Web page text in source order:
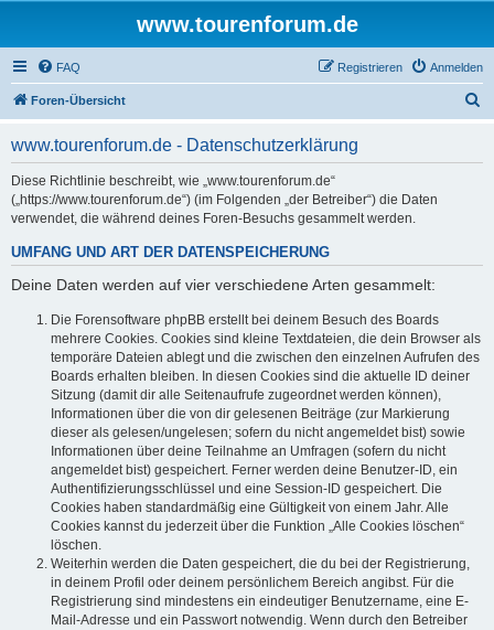
www.tourenforum.de
FAQ Anmelden
Registrieren
Foren-Übersicht
www.tourenforum.de - Datenschutzerklärung
Diese Richtlinie beschreibt, wie „www.tourenforum.de“
(„https://www.tourenforum.de“) (im Folgenden „der Betreiber“) die Daten
verwendet, die während deines Foren-Besuchs gesammelt werden.
UMFANG UND ART DER DATENSPEICHERUNG
Deine Daten werden auf vier verschiedene Arten gesammelt:
Die Forensoftware phpBB erstellt bei deinem Besuch des Boards
mehrere Cookies. Cookies sind kleine Textdateien, die dein Browser als
temporäre Dateien ablegt und die zwischen den einzelnen Aufrufen des
Boards erhalten bleiben. In diesen Cookies sind die aktuelle ID deiner
Sitzung (damit dir alle Seitenaufrufe zugeordnet werden können),
Informationen über die von dir gelesenen Beiträge (zur Markierung
dieser als gelesen/ungelesen; sofern du nicht angemeldet bist) sowie
Informationen über deine Teilnahme an Umfragen (sofern du nicht
angemeldet bist) gespeichert. Ferner werden deine Benutzer-ID, ein
Authentifizierungsschlüssel und eine Session-ID gespeichert. Die
Cookies haben standardmäßig eine Gültigkeit von einem Jahr. Alle
Cookies kannst du jederzeit über die Funktion „Alle Cookies löschen“
löschen.
Weiterhin werden die Daten gespeichert, die du bei der Registrierung,
in deinem Profil oder deinem persönlichem Bereich angibst. Für die
Registrierung sind mindestens ein eindeutiger Benutzername, eine E-
Mail-Adresse und ein Passwort notwendig. Wenn durch den Betreiber